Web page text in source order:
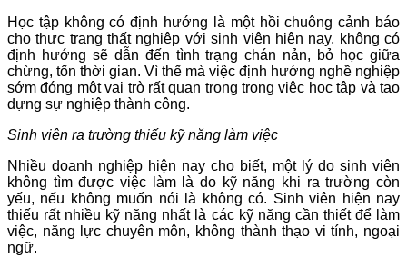
Học tập không có định hướng là một hồi chuông cảnh báo
cho thực trạng thất nghiệp với sinh viên hiện nay, không có
định hướng sẽ dẫn đến tình trạng chán nản, bỏ học giữa
chừng, tốn thời gian. Vì thế mà việc định hướng nghề nghiệp
sớm đóng một vai trò rất quan trọng trong việc học tập và tạo
dựng sự nghiệp thành công.
Sinh viên ra trường thiếu kỹ năng làm việc
Nhiều doanh nghiệp hiện nay cho biết, một lý do sinh viên
không tìm được việc làm là do kỹ năng khi ra trường còn
yếu, nếu không muốn nói là không có. Sinh viên hiện nay
thiếu rất nhiều kỹ năng nhất là các kỹ năng cần thiết để làm
việc, năng lực chuyên môn, không thành thạo vi tính, ngoại
ngữ.